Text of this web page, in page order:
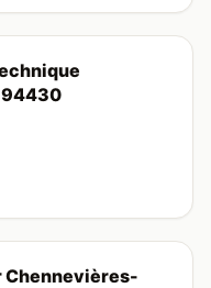
Chennevières-